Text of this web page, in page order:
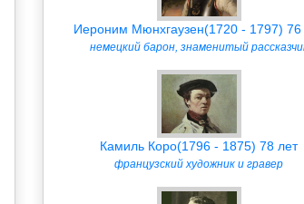
Иероним Мюнхгаузен(1720 - 1797) 76
немецкий барон, знаменитый
Камиль Коро(1796 - 1875) 78 лет
французский художник и гравер